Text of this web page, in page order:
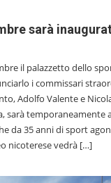
sarà
il palazzetto dello
i commissari
Adolfo Valente e
sarà temporaneamente
da 35 anni di sport
nicoterese vedrà […]